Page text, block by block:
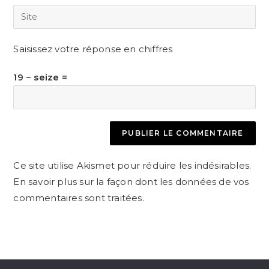
to
comment
email
address
comment
Saisir
l’URL
(facultatif)
Saisissez votre réponse en chiffres
19 − seize =
Ce site utilise Akismet pour réduire les indésirables.
En savoir plus sur la façon dont les données de vos
commentaires sont traitées.